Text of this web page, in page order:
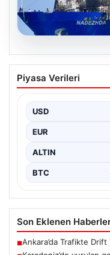
08.08.2026
Karadeniz’de
görüntü.
{ “title”:
Piyasa Verileri
USD
EUR
ALTIN
BTC
Son Eklenen
■Ankara’da Trafikte Drift